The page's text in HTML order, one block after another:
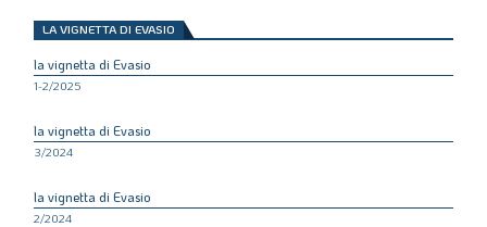
LA VIGNETTA DI EVASIO
la vignetta di Evasio
1-2/2025
la vignetta di Evasio
3/2024
la vignetta di Evasio
2/2024